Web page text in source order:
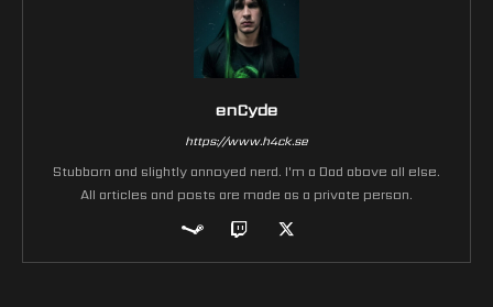
enCyde
https://www.h4ck.se
Stubborn and slightly annoyed nerd. I'm a Dad above all else.
All articles and posts are made as a private person.